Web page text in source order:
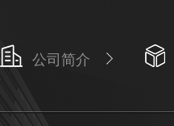
公司简介